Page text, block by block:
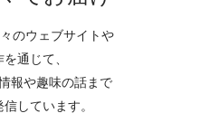
のウェブサイトや
通じて、
報や趣味の話まで
しています。